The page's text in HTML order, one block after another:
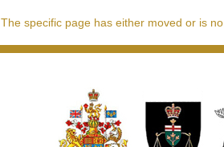
The specific page has either moved or is